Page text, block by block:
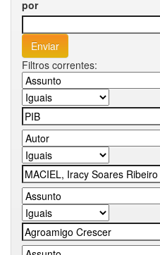
por
Filtros correntes: